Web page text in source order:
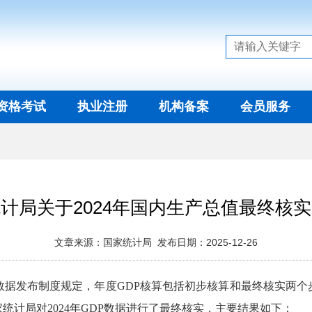
格考试 执业注册 机构备案 会员服务
局关于2024年国内生产总值最终核
文章来源：国家统计局 发布日期：2025-12-26
据发布制度规定，年度GDP核算包括初步核算和最终核实两
统计局对2024年GDP数据进行了最终核实，主要结果如下：